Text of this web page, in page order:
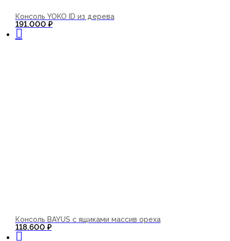
Консоль YOKO ID из дерева
191.000 ₽
Консоль BAYUS с ящиками массив ореха
118.600 ₽